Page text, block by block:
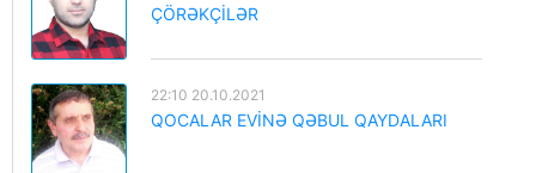
ÇÖRƏKÇİLƏR
22:10 20.10.2021
QOCALAR EVİNƏ QƏBUL QAYDALARI